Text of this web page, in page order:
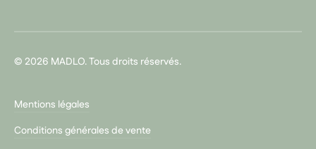
© 2026 MADLO. Tous droits réservés.
Mentions légales
Conditions générales de vente